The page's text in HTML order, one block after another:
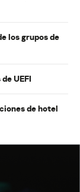
los grupos de
UEFI
de hotel